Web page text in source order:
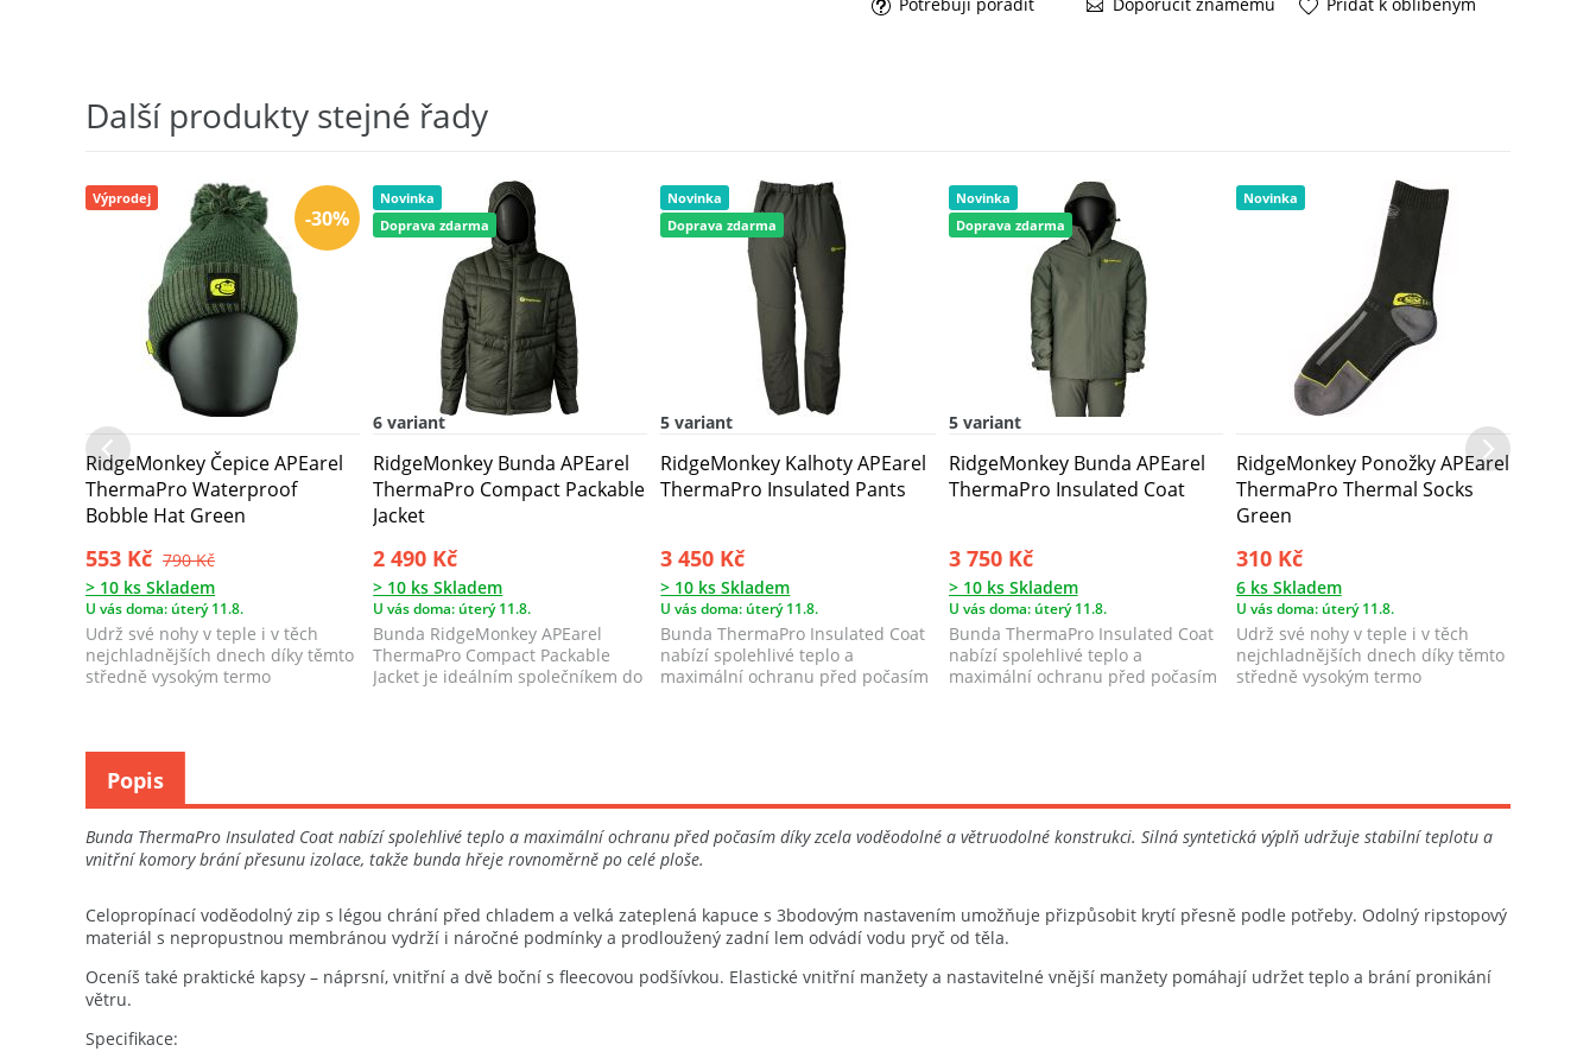
Další produkty stejné řady
-30%
Výprodej
RidgeMonkey Čepice APEarel
ThermaPro Waterproof
Bobble Hat Green
553 Kč 790 Kč
> 10 ks Skladem
U vás doma: úterý 11.8.
Udrž své nohy v teple i v těch
nejchladnějších dnech díky těmto
středně vysokým termo
Novinka
Doprava zdarma
6 variant
RidgeMonkey Bunda APEarel
ThermaPro Compact Packable
Jacket
2 490 Kč
> 10 ks Skladem
U vás doma: úterý 11.8.
Bunda RidgeMonkey APEarel
ThermaPro Compact Packable
Jacket je ideálním společníkem do
Novinka
Doprava zdarma
5 variant
RidgeMonkey Kalhoty APEarel
ThermaPro Insulated Pants
3 450 Kč
> 10 ks Skladem
U vás doma: úterý 11.8.
Bunda ThermaPro Insulated Coat
nabízí spolehlivé teplo a
maximální ochranu před počasím
Novinka
Doprava zdarma
5 variant
RidgeMonkey Bunda APEarel
ThermaPro Insulated Coat
3 750 Kč
> 10 ks Skladem
U vás doma: úterý 11.8.
Bunda ThermaPro Insulated Coat
nabízí spolehlivé teplo a
maximální ochranu před počasím
Novinka
RidgeMonkey Ponožky APEarel
ThermaPro Thermal Socks
Green
310 Kč
6 ks Skladem
U vás doma: úterý 11.8.
Udrž své nohy v teple i v těch
nejchladnějších dnech díky těmto
středně vysokým termo
Bunda ThermaPro Insulated Coat nabízí spolehlivé teplo a maximální ochranu před počasím díky zcela voděodolné a větruodolné konstrukci. Silná syntetická výplň udržuje stabilní teplotu a
vnitřní komory brání přesunu izolace, takže bunda hřeje rovnoměrně po celé ploše.
Celopropínací voděodolný zip s légou chrání před chladem a velká zateplená kapuce s 3bodovým nastavením umožňuje přizpůsobit krytí přesně podle potřeby. Odolný ripstopový
materiál s nepropustnou membránou vydrží i náročné podmínky a prodloužený zadní lem odvádí vodu pryč od těla.
Oceníš také praktické kapsy – náprsní, vnitřní a dvě boční s fleecovou podšívkou. Elastické vnitřní manžety a nastavitelné vnější manžety pomáhají udržet teplo a brání pronikání
větru.
Specifikace:
Popis